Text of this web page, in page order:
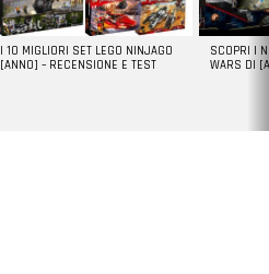
I 10 MIGLIORI SET LEGO NINJAGO
[ANNO] – RECENSIONE E TEST
SCOPRI I
WARS DI